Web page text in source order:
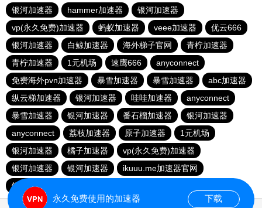
银河加速器
hammer加速器
银河加速器
vp(永久免费)加速器
蚂蚁加速器 veee加速器
优云666
银河加速器
白鲸加速器 海外梯子官网
青柠加速器
青柠加速器
1元机场 速鹰666
anyconnect
免费海外pvn加速器
暴雪加速器 暴雪加速器
abc加速器
纵云梯加速器
银河加速器 哇哇加速器
anyconnect
暴雪加速器
银河加速器 番石榴加速器
银河加速器
anyconnect
荔枝加速器 原子加速器
1元机场
银河加速器
橘子加速器
vp(永久免费)加速器
银河加速器
银河加速器
ikuuu.me加速器官网
银河加速器
永久免费使用的加速器 下载